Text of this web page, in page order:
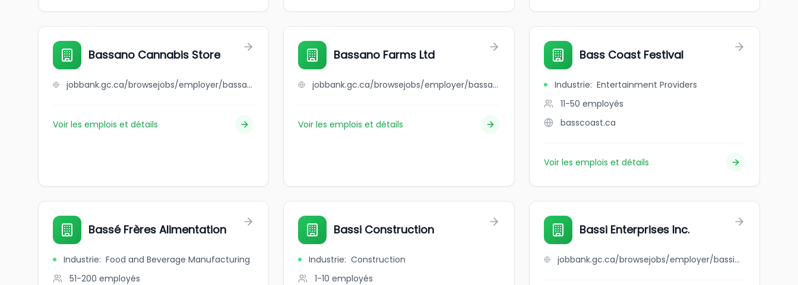
Bassano Cannabis Store
jobbank.gc.ca/browsejobs/employer/bassano+cannabis+store/ca
Voir les emplois et détails
Bassano Farms Ltd
jobbank.gc.ca/browsejobs/employer/bassano+farms+ltd/ca
Voir les emplois et détails
Bass Coast Festival
Industrie: Entertainment Providers
11-50 employés
basscoast.ca
Voir les emplois et détails
Bassé Frères Alimentation
Industrie: Food and Beverage Manufacturing
51-200 employés
Bassi Construction
Industrie: Construction
1-10 employés
Bassi Enterprises Inc.
jobbank.gc.ca/browsejobs/employer/bassi+enterprises+inc./ca